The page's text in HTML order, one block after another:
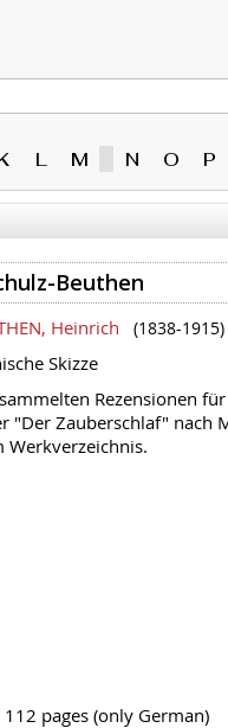
L M N O P
Beuthen
Heinrich (1838-1915)
Skizze
Rezensionen
"Der Zauberschlaf" nach
Werkverzeichnis.
pages (only German)